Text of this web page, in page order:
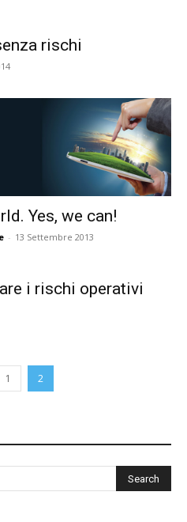
rischi
Yes, we can!
- 13 Settembre 2013
i rischi operativi
1 2